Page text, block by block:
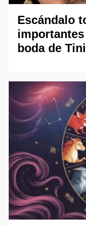
Escándalo
boda de